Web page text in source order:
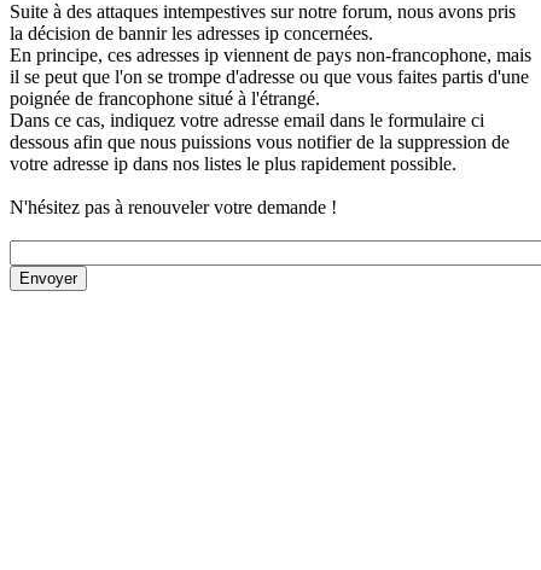
Suite à des attaques intempestives sur notre forum, nous avons pris
la décision de bannir les adresses ip concernées.
En principe, ces adresses ip viennent de pays non-francophone, mais
il se peut que l'on se trompe d'adresse ou que vous faites partis d'une
poignée de francophone situé à l'étrangé.
Dans ce cas, indiquez votre adresse email dans le formulaire ci
dessous afin que nous puissions vous notifier de la suppression de
votre adresse ip dans nos listes le plus rapidement possible.
N'hésitez pas à renouveler votre demande !